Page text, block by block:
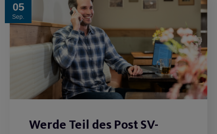
05
Sep.
Werde Teil des Post SV-